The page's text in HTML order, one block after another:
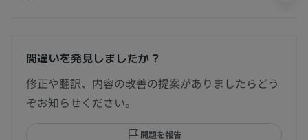
間違いを発見しましたか？
修正や翻訳、内容の改善の提案がありましたらどう
ぞお知らせください。
問題を報告